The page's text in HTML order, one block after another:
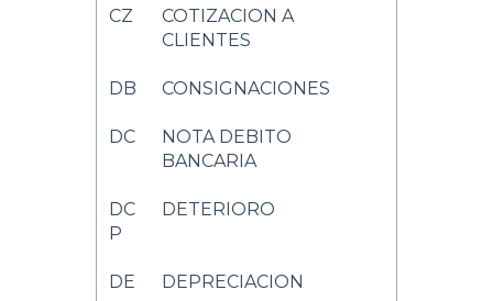
CZ
COTIZACION A
CLIENTES
DB CONSIGNACIONES
DC
NOTA DEBITO
BANCARIA
DC
P
DETERIORO
DE DEPRECIACION